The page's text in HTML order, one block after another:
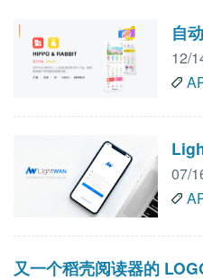
自
12/
07/
又一个稻壳阅读器的